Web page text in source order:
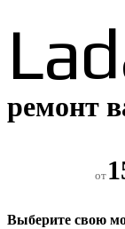
ремонт
от
Выберите свою